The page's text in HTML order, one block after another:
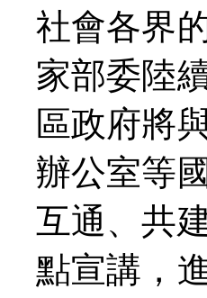
社會各界
家部委陸
區政府將
辦公室等
互通、共
點宣講，